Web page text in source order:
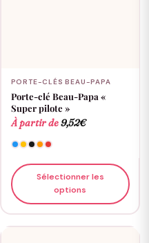
PORTE-CLÉS BEAU-PAPA
Porte-clé Beau-Papa «
Super pilote »
À partir de9,52€
Sélectionner les
options